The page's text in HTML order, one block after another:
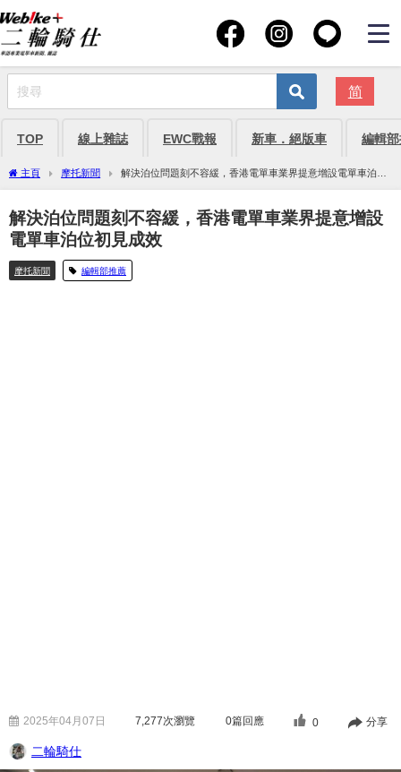
简
TOP 線上雜誌 EWC戰報 新車．絕版車 編輯
主頁 摩托新聞
解決泊位問題刻不容緩，香港電單車業界提意增設電單車泊位
初見成效
解決泊位問題刻不容緩，香港電單車業界提意增設
電單車泊位初見成效
摩托新聞 編輯部推薦
2025年04月07日 7,277次瀏覽 0篇回應 0 分享
二輪騎仕